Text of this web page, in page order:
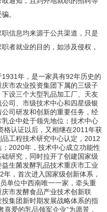
。
信息均来源于公共渠道，只是
者就业的目的，如涉及侵权，
年，是一家具有92年历史的
市农业投资集团下属的三级子
设三个大型乳品加工厂、天友
司、市级技术中心和四星级银
司研发和创新的重要任务，经
企中处于领先地位；技术中心
格认证以后，又相继在2011年获
工程技术研究中心认定，2012
2020年，技术中心成立功能性
研究，同时拉开了创建国家级
生菌发酵乳品技术重庆市工业
，首次进入国家级创新体系，
单位中西南唯一一家，牵头重
市发酵食品产业技术创新联
集团新时期发展战略体系的指
爱的乳品领军企业”为愿景，